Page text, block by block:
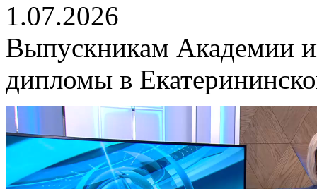
1.07.2026
Выпускникам Академии
дипломы в